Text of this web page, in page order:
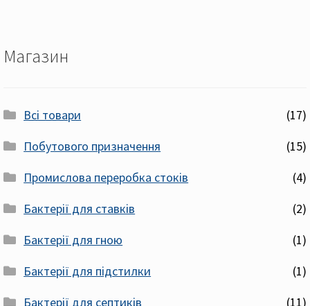
Магазин
Всі товари
(17)
Побутового призначення
(15)
Промислова переробка стоків
(4)
Бактерії для ставків
(2)
Бактерії для гною
(1)
Бактерії для підстилки
(1)
Бактерії для септиків
(11)